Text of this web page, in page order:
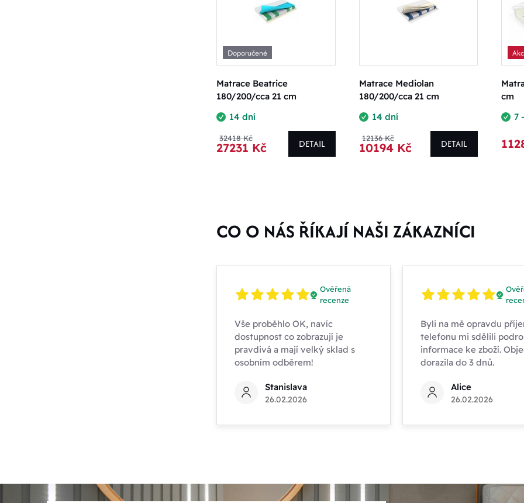
Doporučené
Matrace Beatrice
180/200/cca 21 cm
14 dní
32418 Kč
27231 Kč DETAIL
Matrace Mediolan
180/200/cca 21 cm
14 dní
12136 Kč
10194 Kč DETAIL
cm
7
CO O NÁS ŘÍKAJÍ NAŠI ZÁKAZNÍCI
Ověřená
recenze
Vše proběhlo OK, navíc
dostupnost co zobrazují je
pravdivá a mají velký sklad s
osobním odběrem!
Stanislava
26.02.2026
Byli na mě opravdu
telefonu mi sdělili
informace ke zboží.
dorazila do 3 dnů.
Alice
26.02.2026